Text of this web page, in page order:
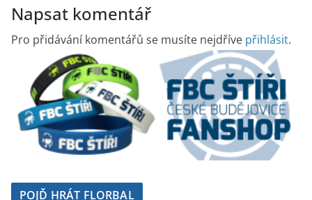
Napsat komentář
Pro přidávání komentářů se musíte nejdříve přihlásit.
POJĎ HRÁT FLORBAL